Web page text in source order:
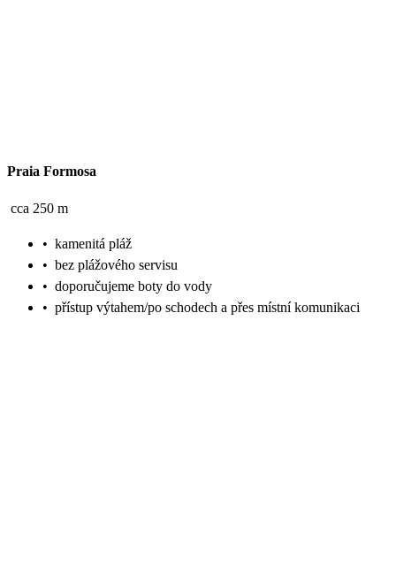
Praia Formosa
cca 250 m
• kamenitá pláž
• bez plážového servisu
• doporučujeme boty do vody
• přístup výtahem/po schodech a přes místní komunikaci